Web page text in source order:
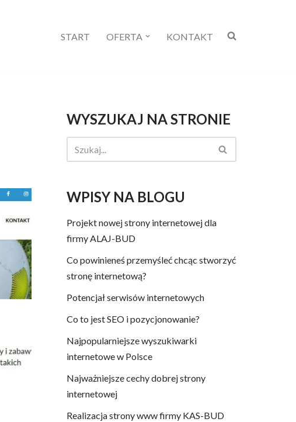
START OFERTA KONTAKT
WYSZUKAJ NA STRONIE
WPISY NA BLOGU
Projekt nowej strony internetowej dla
firmy ALAJ-BUD
Co powinieneś przemyśleć chcąc stworzyć
stronę internetową?
Potencjał serwisów internetowych
Co to jest SEO i pozycjonowanie?
Najpopularniejsze wyszukiwarki
internetowe w Polsce
Najważniejsze cechy dobrej strony
internetowej
Realizacja strony www firmy KAS-BUD